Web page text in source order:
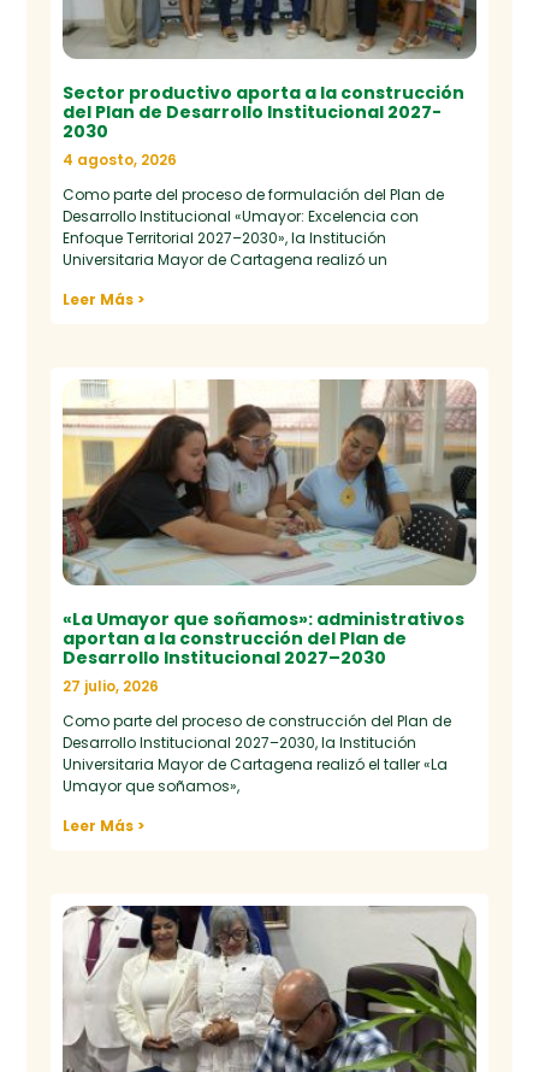
Sector productivo aporta a la construcción
del Plan de Desarrollo Institucional 2027-
2030
4 agosto, 2026
Como parte del proceso de formulación del Plan de
Desarrollo Institucional «Umayor: Excelencia con
Enfoque Territorial 2027–2030», la Institución
Universitaria Mayor de Cartagena realizó un
Leer Más >
«La Umayor que soñamos»: administrativos
aportan a la construcción del Plan de
Desarrollo Institucional 2027–2030
27 julio, 2026
Como parte del proceso de construcción del Plan de
Desarrollo Institucional 2027–2030, la Institución
Universitaria Mayor de Cartagena realizó el taller «La
Umayor que soñamos»,
Leer Más >